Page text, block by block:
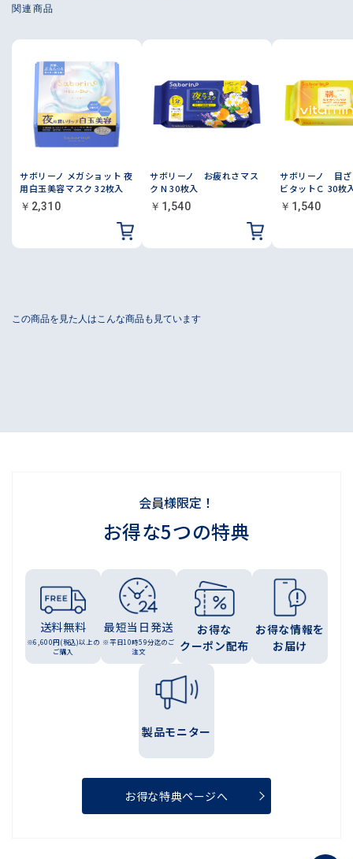
サボリーノ メガショット 夜
用白玉美容マスク 32枚入
￥2,310
サボリーノ お疲れさマス
ク N 30枚入
￥1,540
サボリーノ 目ざ
ビタットＣ 30枚
￥1,540
会員様限定！
お得な5つの特典
送料無料
※6,600円(税込)以上の
ご購入
最短当日発送
※平日10時59分迄のご
注文
お得な
クーポン配布
お得な情報を
お届け
製品モニター
お得な特典ページへ